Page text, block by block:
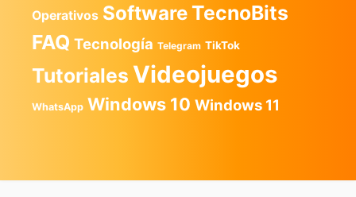
Operativos SoftwareTecnoBits
FAQ Tecnología Telegram TikTok
Tutoriales Videojuegos
WhatsApp Windows 10 Windows 11